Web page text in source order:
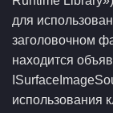
для
заголовочном
находится
использования